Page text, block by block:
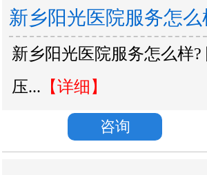
新乡阳光医院服务怎
治好的快？
新乡阳光医院服务怎么样
压... 【详细】
咨询